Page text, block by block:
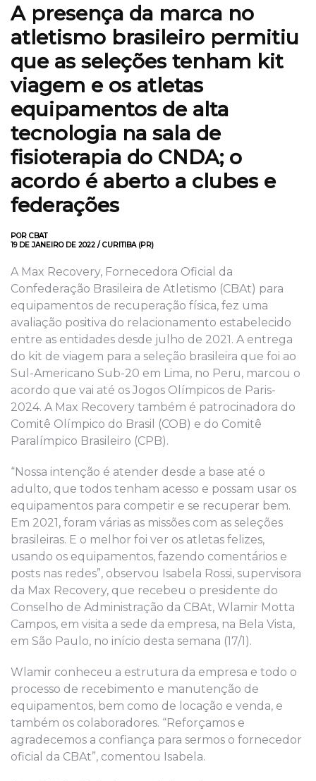
A presença da marca no
atletismo brasileiro permitiu
que as seleções tenham kit
viagem e os atletas
equipamentos de alta
tecnologia na sala de
fisioterapia do CNDA; o
acordo é aberto a clubes e
federações
POR CBAT
19 DE JANEIRO DE 2022 / CURITIBA (PR)
A Max Recovery, Fornecedora Oficial da
Confederação Brasileira de Atletismo (CBAt) para
equipamentos de recuperação física, fez uma
avaliação positiva do relacionamento estabelecido
entre as entidades desde julho de 2021. A entrega
do kit de viagem para a seleção brasileira que foi ao
Sul-Americano Sub-20 em Lima, no Peru, marcou o
acordo que vai até os Jogos Olímpicos de Paris-
2024. A Max Recovery também é patrocinadora do
Comitê Olímpico do Brasil (COB) e do Comitê
Paralímpico Brasileiro (CPB).
“Nossa intenção é atender desde a base até o
adulto, que todos tenham acesso e possam usar os
equipamentos para competir e se recuperar bem.
Em 2021, foram várias as missões com as seleções
brasileiras. E o melhor foi ver os atletas felizes,
usando os equipamentos, fazendo comentários e
posts nas redes”, observou Isabela Rossi, supervisora
da Max Recovery, que recebeu o presidente do
Conselho de Administração da CBAt, Wlamir Motta
Campos, em visita a sede da empresa, na Bela Vista,
em São Paulo, no início desta semana (17/1).
Wlamir conheceu a estrutura da empresa e todo o
processo de recebimento e manutenção de
equipamentos, bem como de locação e venda, e
também os colaboradores. “Reforçamos e
agradecemos a confiança para sermos o fornecedor
oficial da CBAt”, comentou Isabela.